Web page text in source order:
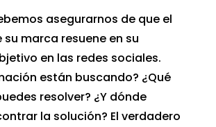
asegurarnos de que el
su marca resuene en su
en las redes sociales.
están buscando? ¿Qué
resolver? ¿Y dónde
la solución? El verdadero